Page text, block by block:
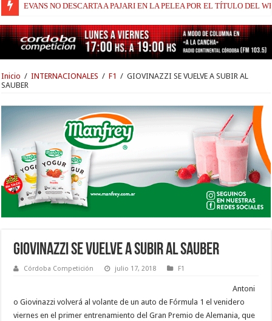
EVANS NO DESCARTA A PAJARI EN LA PELEA POR EL TÍTULO DEL
Inicio / INTERNACIONALES / F1 / GIOVINAZZI SE VUELVE A SUBIR AL
SAUBER
GIOVINAZZI SE VUELVE A SUBIR AL SAUBER
Córdoba Competición julio 17, 2018 F1
Antoni
o Giovinazzi volverá al volante de un auto de Fórmula 1 el venidero
viernes en el primer entrenamiento del Gran Premio de Alemania, que